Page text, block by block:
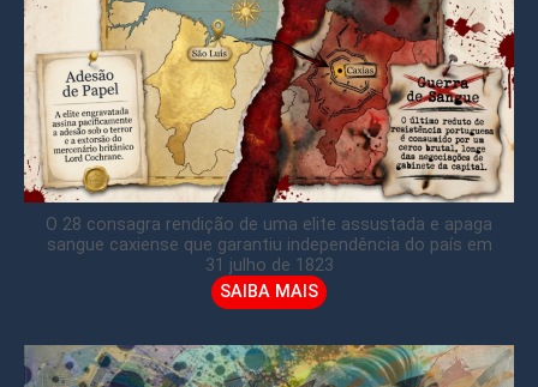
O 28 consagra rendição de uma elite assustada e apaga
sangue caxiense que garantiu independência do país em
31 julho de 1823
SAIBA MAIS